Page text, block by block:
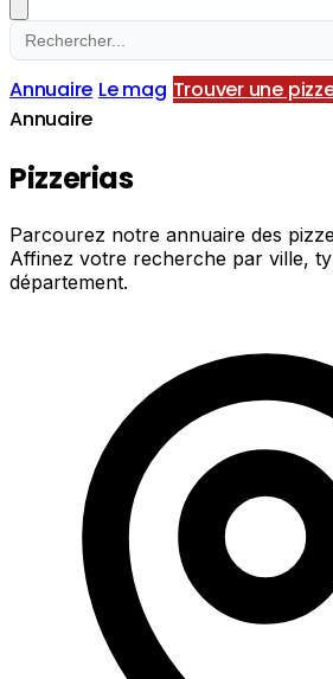
Annuaire Le mag Trouver une
Annuaire
Pizzerias
Parcourez notre annuaire des
Affinez votre recherche par ville,
département.